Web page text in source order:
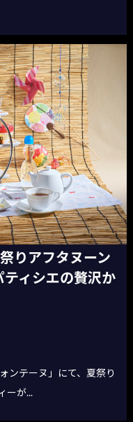
りアフタヌーン
ィシエの贅沢か
ンテーヌ」にて、夏祭り
ーが...